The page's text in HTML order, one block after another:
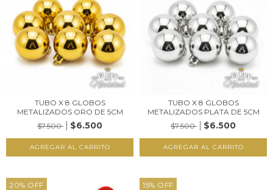
TUBO X 8 GLOBOS
METALIZADOS ORO DE 5CM
$7.500
$6.500
TUBO X 8 GLOBOS
METALIZADOS PLATA DE 5CM
$7.500
$6.500
20% OFF 15% OFF